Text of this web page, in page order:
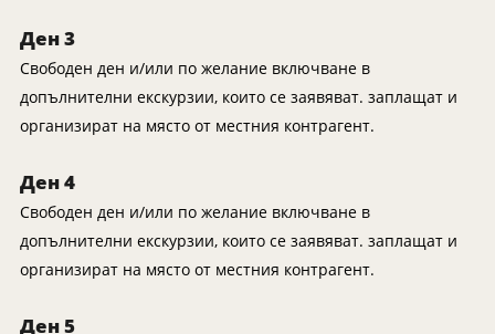
Южна Африка
Южна Корея
Япония
Ден 3
Свободен ден и/или по желание включване в
допълнителни екскурзии, които се заявяват. заплащат и
организират на място от местния контрагент.
Ден 4
Свободен ден и/или по желание включване в
допълнителни екскурзии, които се заявяват. заплащат и
организират на място от местния контрагент.
Ден 5